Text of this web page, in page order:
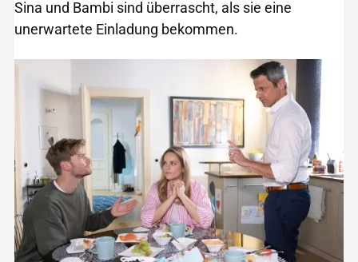
Sina und Bambi sind überrascht, als sie eine
unerwartete Einladung bekommen.